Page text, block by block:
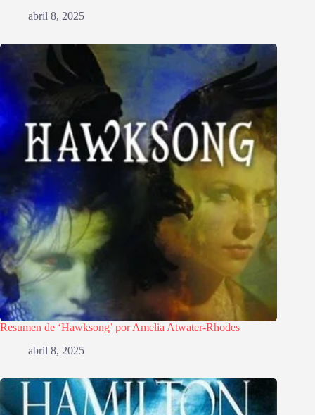
abril 8, 2025
Resumen de ‘Hawksong’ por Amelia Atwater-Rhodes
abril 8, 2025